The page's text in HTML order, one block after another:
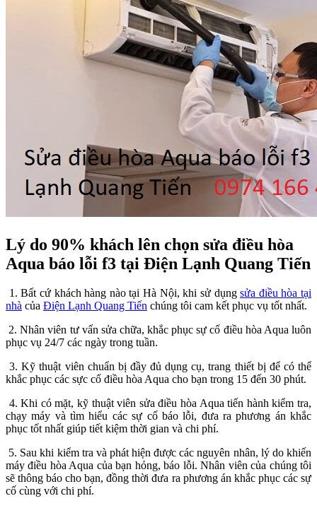
Lý do 90% khách lên chọn sửa điều hòa
Aqua báo lỗi f3 tại Điện Lạnh Quang Tiến
1. Bất cứ khách hàng nào tại Hà Nội, khi sử dụngsửa điều hòa tại
nhà của Điện Lạnh Quang Tiến chúng tôi cam kết phục vụ tốt nhất.
2. Nhân viên tư vấn sửa chữa, khắc phục sự cố điều hòa Aqua luôn
phục vụ 24/7 các ngày trong tuần.
3. Kỹ thuật viên chuẩn bị đầy đủ dụng cụ, trang thiết bị để có thể
khắc phục các sực cố điều hòa Aqua cho bạn trong 15 đến 30 phút.
4. Khi có mặt, kỹ thuật viên sửa điều hòa Aqua tiến hành kiểm tra,
chạy máy và tìm hiểu các sự cố báo lỗi, đưa ra phương án khắc
phục tốt nhất giúp tiết kiệm thời gian và chi phí.
5. Sau khi kiểm tra và phát hiện được các nguyên nhân, lý do khiến
máy điều hòa Aqua của bạn hỏng, báo lỗi. Nhân viên của chúng tôi
sẽ thông báo cho bạn, đồng thời đưa ra phương án khắc phục các sự
cố cùng với chi phí.